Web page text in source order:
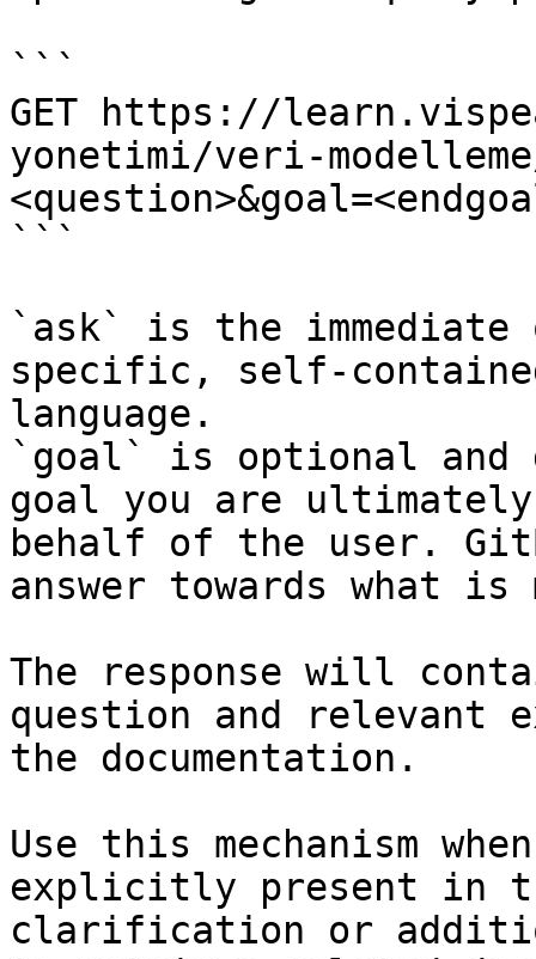
```
GET https://
yonetimi/veri-
```
`ask` is the
specific, self-
language.
`goal` is optional and
goal you are
behalf of the user.
answer towards what
The response will
question and relevant
the documentation.
Use this mechanism
explicitly present in
clarification or